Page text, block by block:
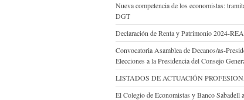
Nueva competencia de los economistas:
DGT
Declaración de Renta y Patrimonio 2024-
Convocatoria Asamblea de Decanos/as-
Elecciones a la Presidencia del Consejo
LISTADOS DE ACTUACIÓN
El Colegio de Economistas y Banco Sabadell